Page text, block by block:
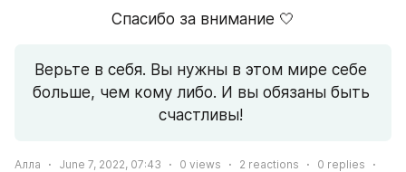
Спасибо за внимание 🤍
Верьте в себя. Вы нужны в этом мире себе
больше, чем кому либо. И вы обязаны быть
счастливы!
Алла June 7, 2022, 07:43 0 views 2 reactions 0 replies